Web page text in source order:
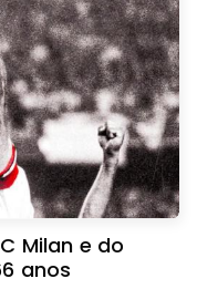
Milan e do
anos